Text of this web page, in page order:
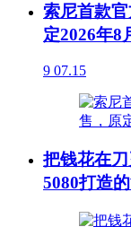
索尼首款
定2026年8
9 07.15
把钱花在
5080打造